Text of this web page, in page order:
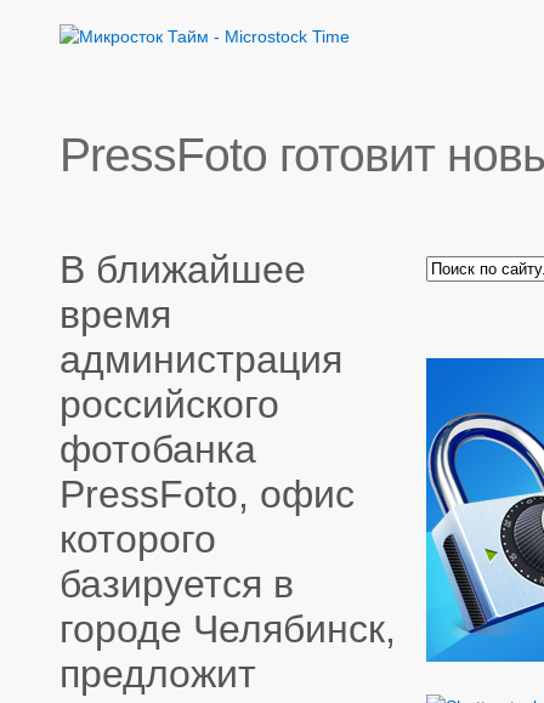
PressFoto готовит
В ближайшее
время
администрация
российского
фотобанка
PressFoto, офис
которого
базируется в
городе Челябинск,
предложит